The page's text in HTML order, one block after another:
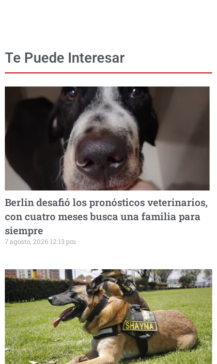
Te Puede Interesar
Berlín desafió los pronósticos veterinarios,
con cuatro meses busca una familia para
siempre
7 agosto, 2026 12:13 pm